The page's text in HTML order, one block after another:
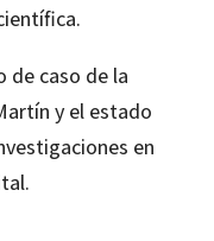
de caso de la
y el estado
en